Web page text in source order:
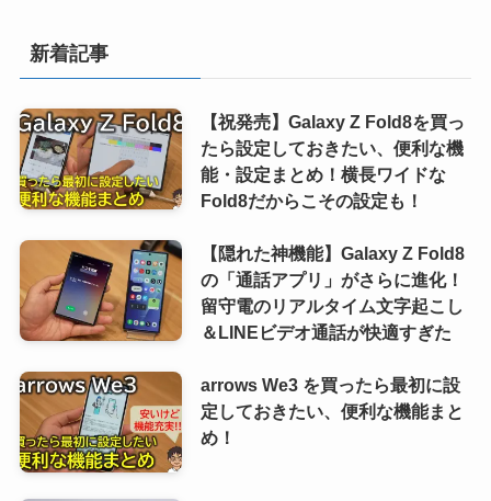
新着記事
【祝発売】Galaxy Z Fold8を買っ
たら設定しておきたい、便利な機
能・設定まとめ！横長ワイドな
Fold8だからこその設定も！
【隠れた神機能】Galaxy Z Fold8
の「通話アプリ」がさらに進化！
留守電のリアルタイム文字起こし
＆LINEビデオ通話が快適すぎた
arrows We3 を買ったら最初に設
定しておきたい、便利な機能まと
め！